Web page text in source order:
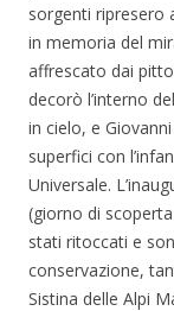
sorgenti ripresero
in memoria del
affrescato dai
decorò l’interno
in cielo, e
superfici con
Universale.
(giorno di
stati ritoccati e
conservazione,
Sistina delle Alpi